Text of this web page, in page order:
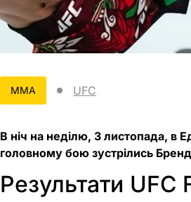
MMA UFC
В ніч на неділю, 3 листопада, в
головному бою зустрілись
Результати UFC